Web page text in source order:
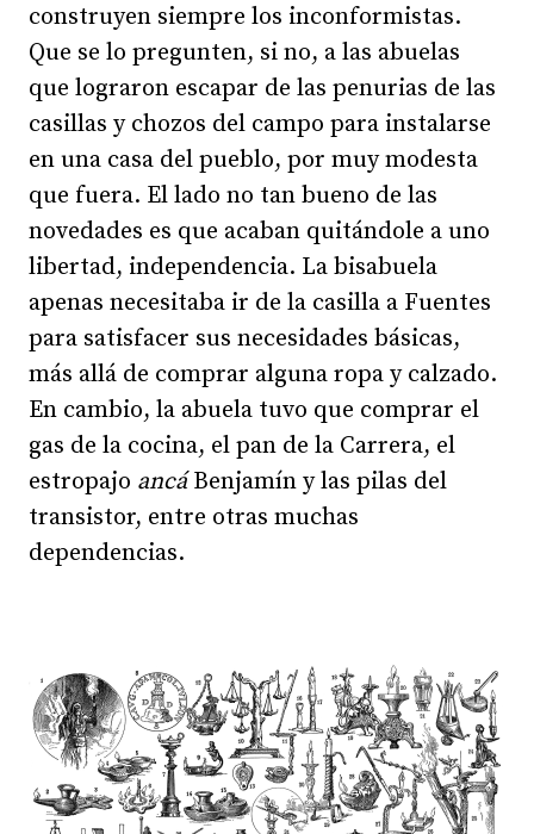
construyen siempre los inconformistas.
Que se lo pregunten, si no, a las abuelas
que lograron escapar de las penurias de las
casillas y chozos del campo para instalarse
en una casa del pueblo, por muy modesta
que fuera. El lado no tan bueno de las
novedades es que acaban quitándole a uno
libertad, independencia. La bisabuela
apenas necesitaba ir de la casilla a Fuentes
para satisfacer sus necesidades básicas,
más allá de comprar alguna ropa y calzado.
En cambio, la abuela tuvo que comprar el
gas de la cocina, el pan de la Carrera, el
estropajo ancáBenjamín y las pilas del
transistor, entre otras muchas
dependencias.